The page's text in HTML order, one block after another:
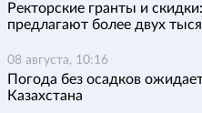
Ректорские гранты и
предлагают более двух
08 августа, 10:16
Погода без осадков
Казахстана